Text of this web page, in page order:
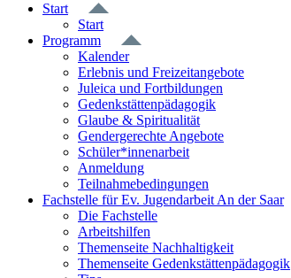
Start
Start
Programm
Kalender
Erlebnis und Freizeitangebote
Juleica und Fortbildungen
Gedenkstättenpädagogik
Glaube & Spiritualität
Gendergerechte Angebote
Schüler*innenarbeit
Anmeldung
Teilnahmebedingungen
Fachstelle für Ev. Jugendarbeit An der Saar
Die Fachstelle
Arbeitshilfen
Themenseite Nachhaltigkeit
Themenseite Gedenkstättenpädagogik